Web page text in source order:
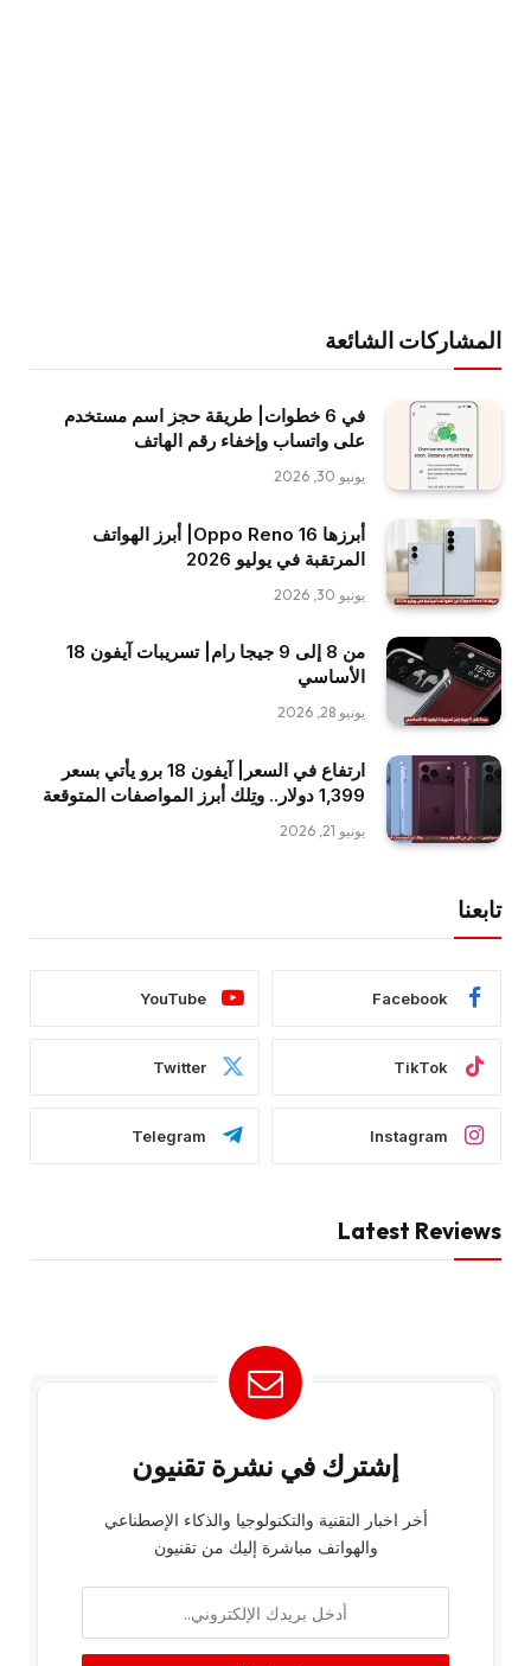
المشاركات الشائعة
في 6 خطوات| طريقة حجز اسم مستخدم
على واتساب وإخفاء رقم الهاتف
يونيو 30, 2026
أبرزها Oppo Reno 16| أبرز الهواتف
المرتقبة في يوليو 2026
يونيو 30, 2026
من 8 إلى 9 جيجا رام| تسريبات آيفون 18
الأساسي
يونيو 28, 2026
ارتفاع في السعر| آيفون 18 برو يأتي بسعر
1,399 دولار.. وتِلك أبرز المواصفات المتوقعة
يونيو 21, 2026
تابعنا
Facebook
YouTube
TikTok
Twitter
Instagram
Telegram
Latest Reviews
إشترك في نشرة تقنيون
أخر اخبار التقنية والتكنولوجيا والذكاء الإصطناعي
والهواتف مباشرة إليك من تقنيون